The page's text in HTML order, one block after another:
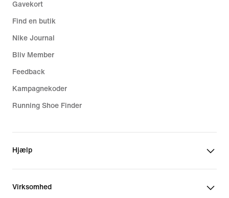
Gavekort
Find en butik
Nike Journal
Bliv Member
Feedback
Kampagnekoder
Running Shoe Finder
Hjælp
Virksomhed